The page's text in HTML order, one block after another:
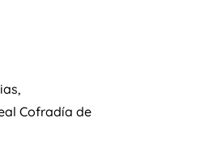
Cofradía de